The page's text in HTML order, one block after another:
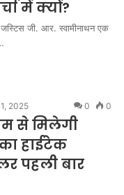
में क्‍यों?
जी. आर. स्वामीनाथन एक
2025 0 0
से मिलेगी
हाईटेक
पहली बार